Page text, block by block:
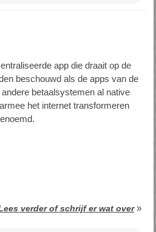
app die draait op de
beschouwd als de apps van de
betaalsystemen al native
het internet transformeren
verder of schrijf er wat over»